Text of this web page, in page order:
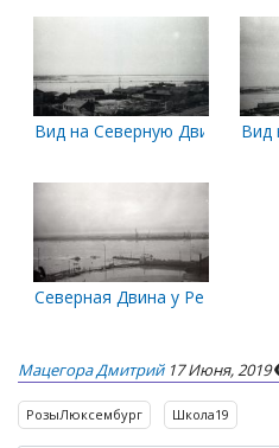
Вид на Северную Двину сВид
Северная Двина у Речного
Мацегора Дмитрий 17 Июня, 2019
РозыЛюксембург Школа19